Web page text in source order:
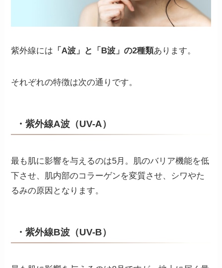
紫外線には 「A波」と「B波」の2種類あります。
それぞれの特徴は次の通りです。
・紫外線A波（UV-A）
最も肌に影響を与えるのは5月。肌のバリア機能を低
下させ、肌内部のコラーゲンを変質させ、シワやた
るみの原因となります。
・紫外線B波（UV-B）